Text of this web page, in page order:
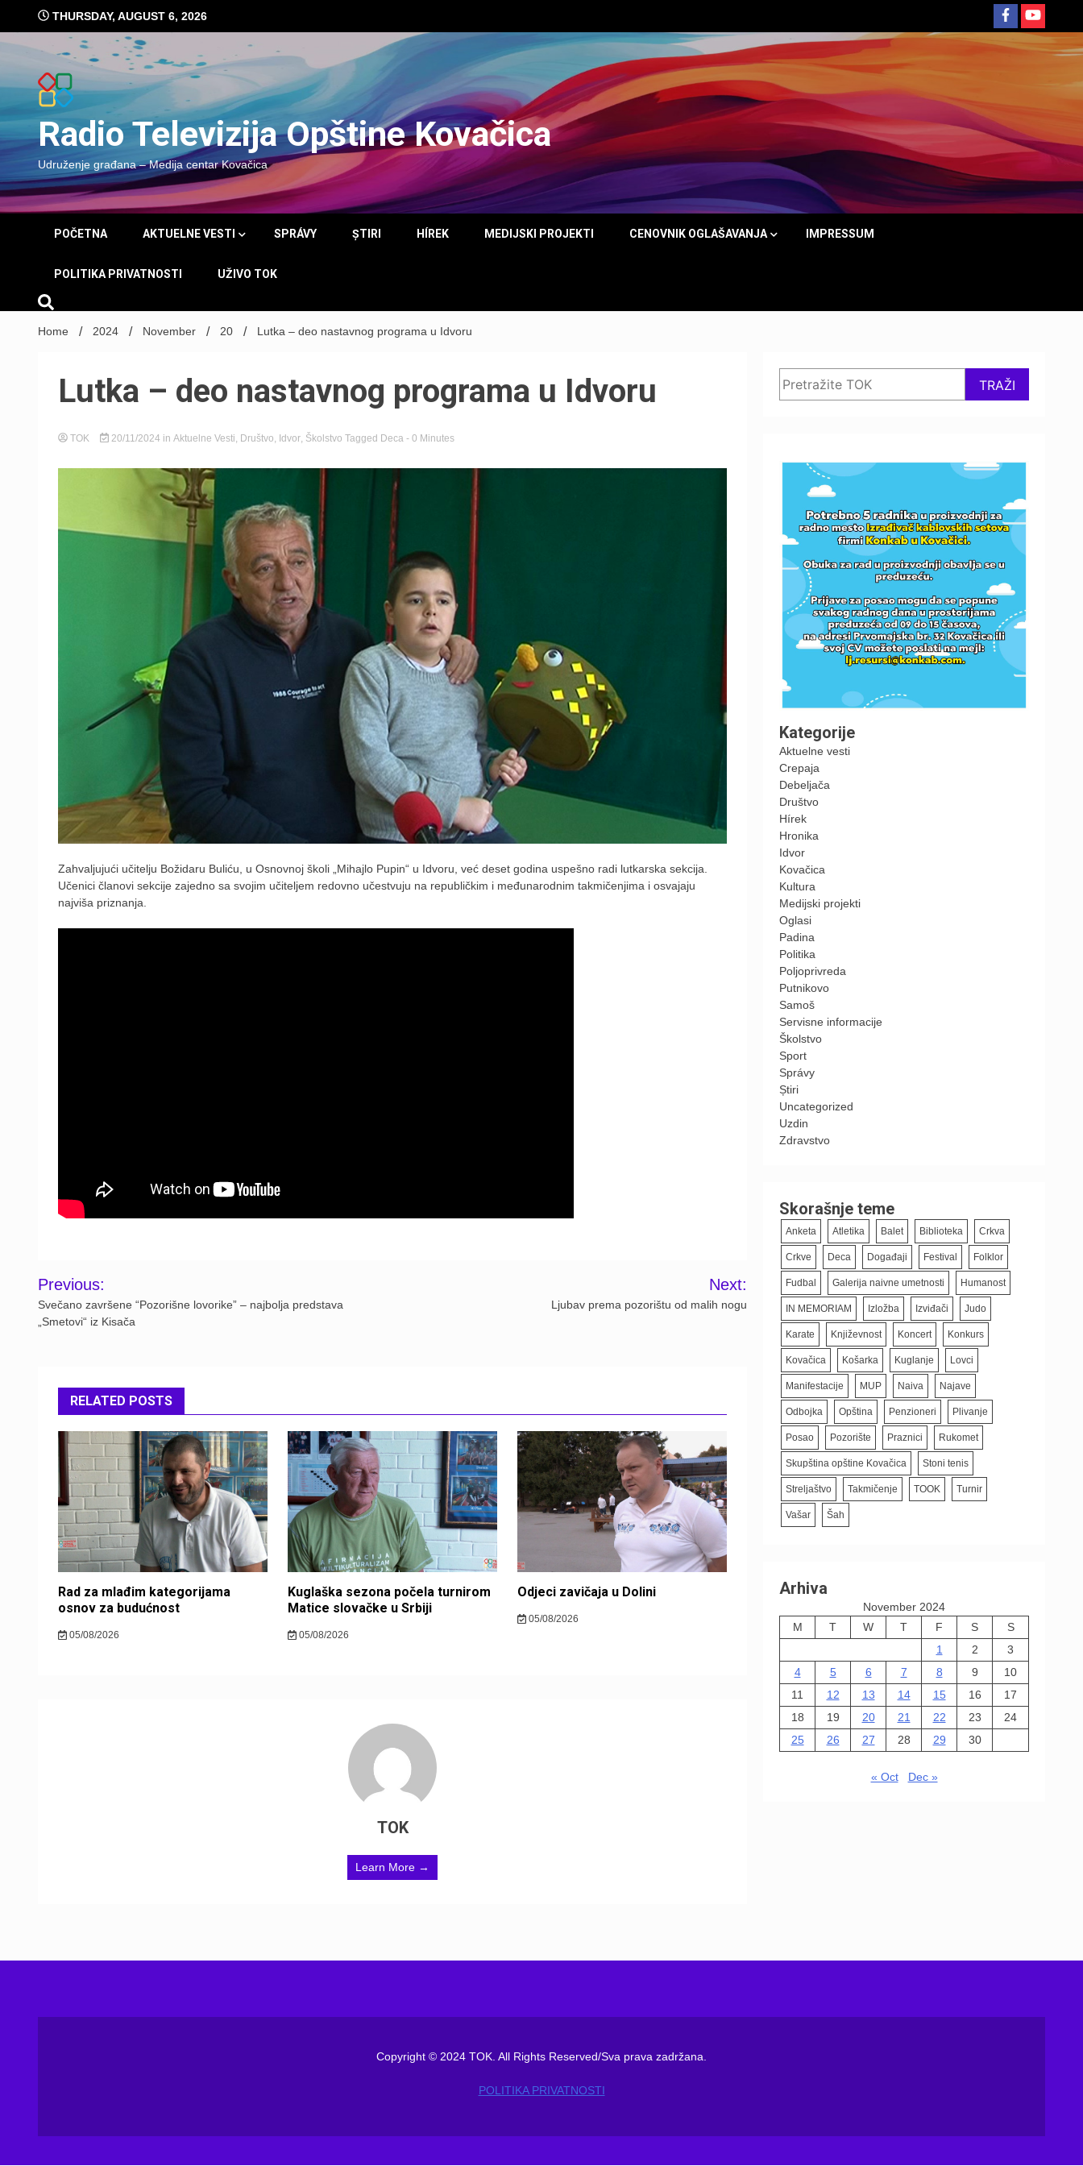
content
THURSDAY, AUGUST 6, 2026
Radio Televizija Opštine Kovačica
Udruženje građana – Medija centar Kovačica
POČETNA AKTUELNE VESTI SPRÁVY ȘTIRI HÍREK MEDIJSKI PROJEKTI CENOVNIK OGLAŠAVANJA IMPRESSUM
POLITIKA PRIVATNOSTI UŽIVO TOK
Home 2024 November 20 Lutka – deo nastavnog programa u Idvoru
Lutka – deo nastavnog programa u Idvoru
TOK 20/11/2024 in Aktuelne Vesti Društvo Idvor, Školstvo Tagged Deca - 0 Minutes
Zahvaljujući učitelju Božidaru Buliću, u Osnovnoj školi „Mihajlo Pupin“ u Idvoru, već deset godina uspešno radi lutkarska sekcija.
Učenici članovi sekcije zajedno sa svojim učiteljem redovno učestvuju na republičkim i međunarodnim takmičenjima i osvajaju
najviša priznanja.
Post
navigation
Previous:
Svečano završene “Pozorišne lovorike” – najbolja predstava
„Smetovi“ iz Kisača
Next:
Ljubav prema pozorištu od malih nogu
RELATED POSTS
Rad za mlađim kategorijama
osnov za budućnost
05/08/2026
Kuglaška sezona počela turnirom
Matice slovačke u Srbiji
05/08/2026
Odjeci zavičaja u Dolini
05/08/2026
TOK
Learn More →
TRAŽI
Kategorije
Aktuelne vesti
Crepaja
Debeljača
Društvo
Hírek
Hronika
Idvor
Kovačica
Kultura
Medijski projekti
Oglasi
Padina
Politika
Poljoprivreda
Putnikovo
Samoš
Servisne informacije
Školstvo
Sport
Správy
Știri
Uncategorized
Uzdin
Zdravstvo
Skorašnje teme
Anketa Atletika Balet Biblioteka Crkva
Crkve Deca Događaji Festival Folklor
Fudbal Galerija naivne umetnosti Humanost
IN MEMORIAM Izložba Izviđači Judo
Karate Književnost Koncert Konkurs
Kovačica Košarka Kuglanje Lovci
Manifestacije MUP Naiva Najave
Odbojka Opština Penzioneri Plivanje
Posao Pozorište Praznici Rukomet
Skupština opštine Kovačica Stoni tenis
Streljaštvo Takmičenje TOOK Turnir
Vašar Šah
Arhiva
November 2024
M
T W T F S
S
1
2
3
4
5 6 7 8 9
10
11
12 13 14 15 16
17
18
19 20 21 22 23
24
25
26 27 28 29 30
« Oct Dec »
Copyright © 2024 TOK. All Rights Reserved/Sva prava zadržana.
POLITIKA PRIVATNOSTI